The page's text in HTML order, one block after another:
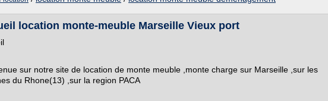
location monte-meuble Marseille Vieux port
sur notre site de location de monte meuble ,monte charge sur Marseille ,sur les
du Rhone(13) ,sur la region PACA